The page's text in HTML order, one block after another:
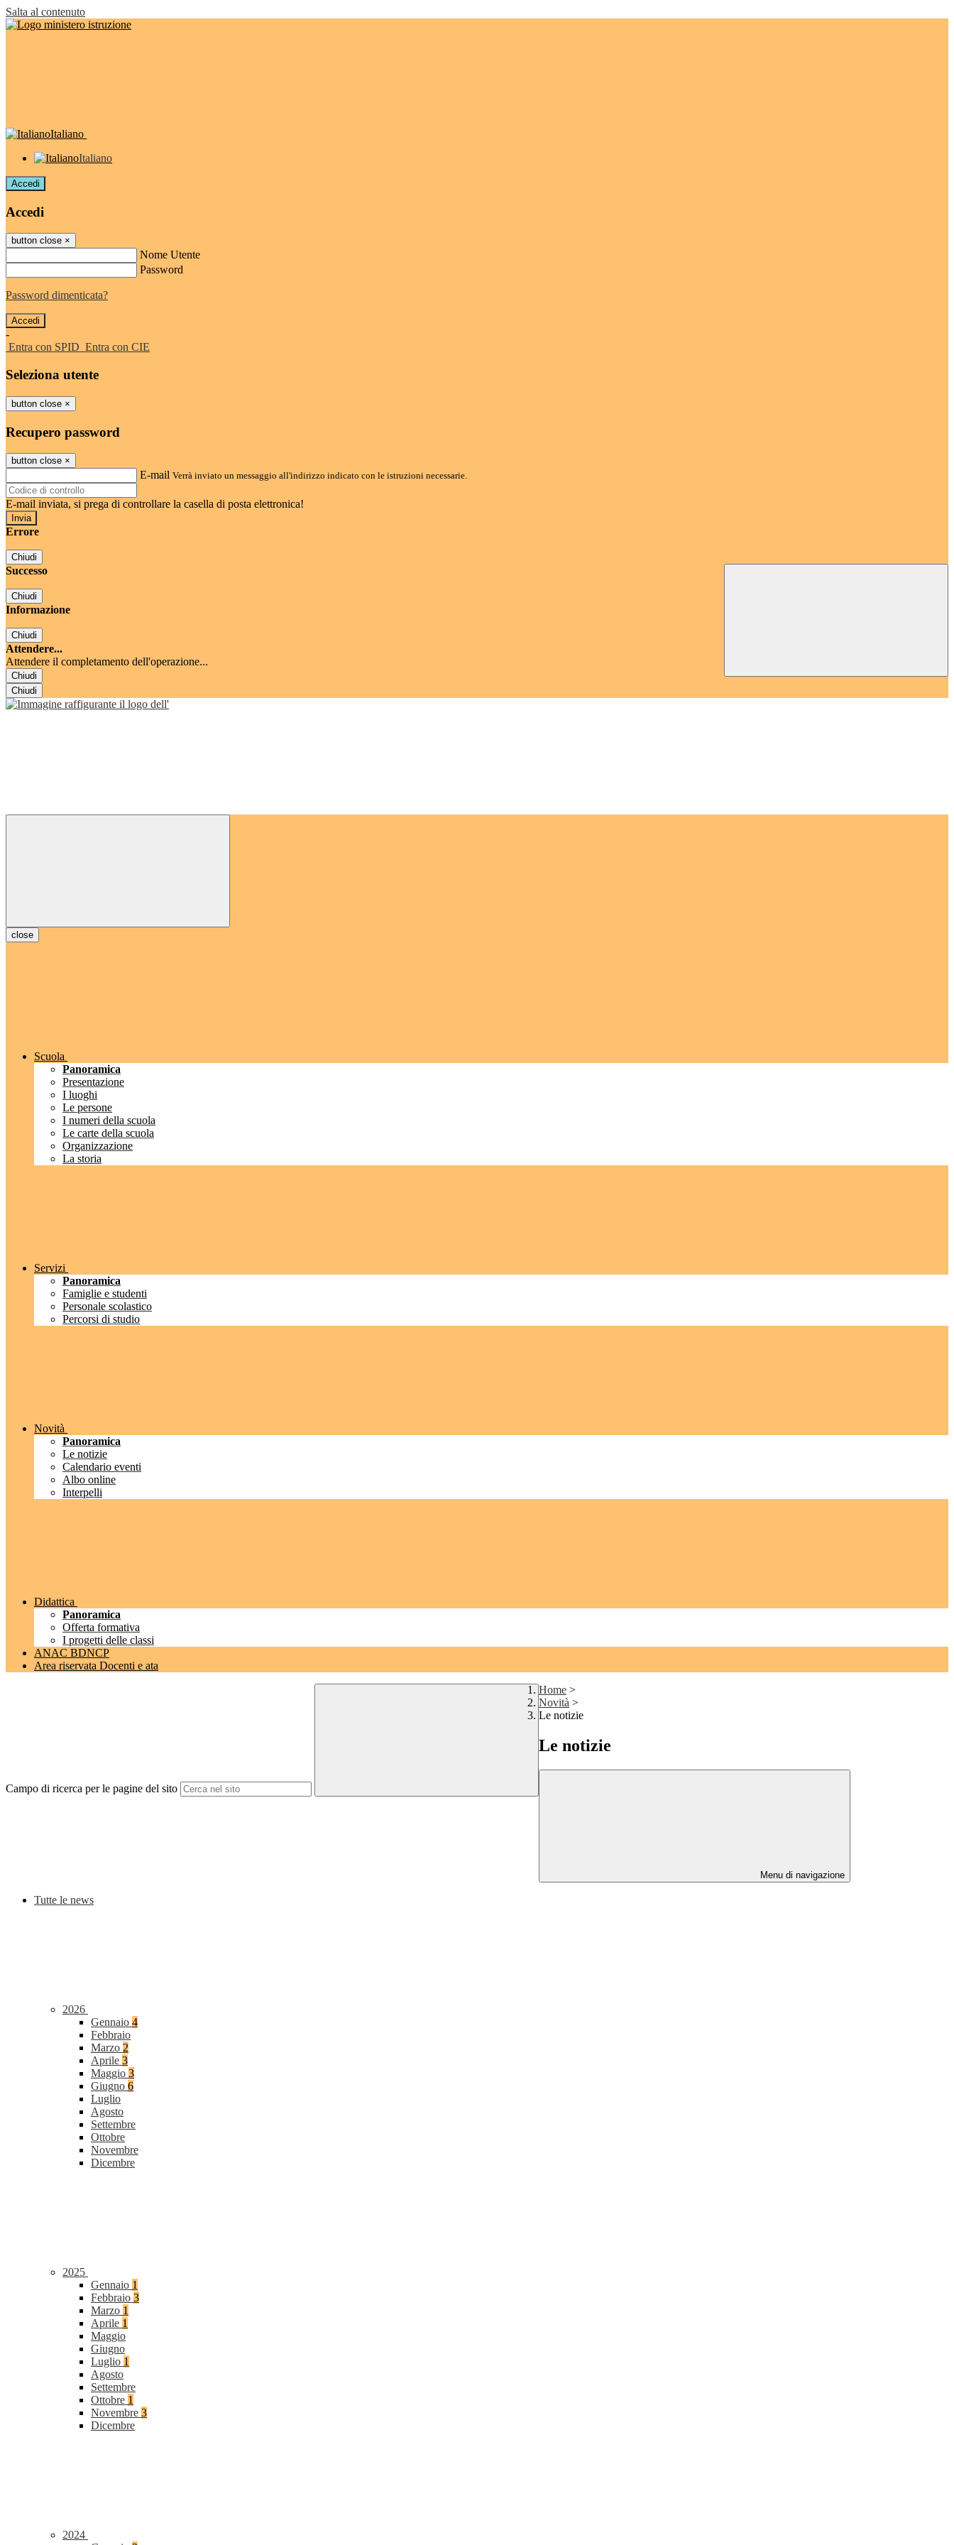
Salta al contenuto
Italiano
Italiano
Accedi
Accedi
button close ×
Nome Utente
Password
Password dimenticata?
-
Entra con SPID Entra con CIE
Seleziona utente
button close ×
Recupero password
button close ×
E-mail Verrà inviato un messaggio all'indirizzo indicato con le istruzioni necessarie.
E-mail inviata, si prega di controllare la casella di posta elettronica!
Errore
Chiudi
Successo
Chiudi
Informazione
Chiudi
Attendere...
Attendere il completamento dell'operazione...
Chiudi
Chiudi
close
Scuola
Panoramica
Presentazione
I luoghi
Le persone
I numeri della scuola
Le carte della scuola
Organizzazione
La storia
Servizi
Panoramica
Famiglie e studenti
Personale scolastico
Percorsi di studio
Novità
Panoramica
Le notizie
Calendario eventi
Albo online
Interpelli
Didattica
Panoramica
Offerta formativa
I progetti delle classi
ANAC BDNCP
Area riservata Docenti e ata
Campo di ricerca per le pagine del sito
Home >
Novità >
Le notizie
Le notizie
Menu di navigazione
Tutte le news
2026
Gennaio 4
Febbraio
Marzo 2
Aprile 3
Maggio 3
Giugno 6
Luglio
Agosto
Settembre
Ottobre
Novembre
Dicembre
2025
Gennaio 1
Febbraio 3
Marzo 1
Aprile 1
Maggio
Giugno
Luglio 1
Agosto
Settembre
Ottobre 1
Novembre 3
Dicembre
2024